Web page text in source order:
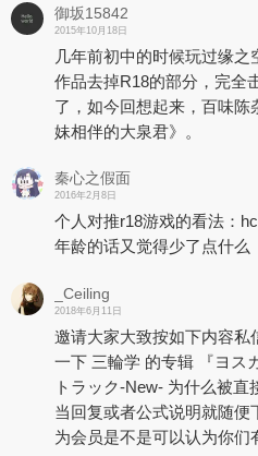
御坂15842
2015年10月18日
几年前初中的时候玩过缘
作品去掉R18的部分，完全
了，如今回想起来，百味
妹相伴的大泉君》。
秦心之假面
2016年2月8日
个人对推r18游戏的看法：
年龄的话又觉得少了点什么
_Ceiling
2018年6月11日
邀请大家大致按如下内容私
一下 三輪学 的专辑 『ヨス
トラック-New- 为什么被
当回复或者公式说明就随
为会员是不是可以认为你们